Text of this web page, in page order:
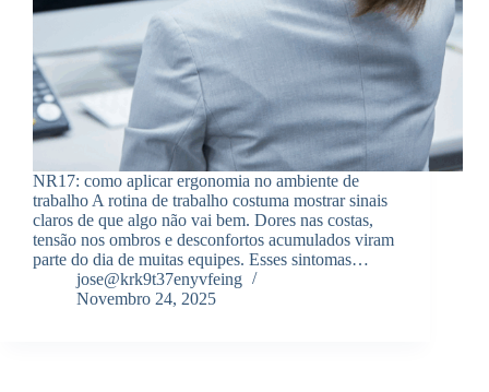
NR17: como aplicar ergonomia no ambiente de
trabalho A rotina de trabalho costuma mostrar sinais
claros de que algo não vai bem. Dores nas costas,
tensão nos ombros e desconfortos acumulados viram
parte do dia de muitas equipes. Esses sintomas…
jose@krk9t37enyvfeing
Novembro 24, 2025